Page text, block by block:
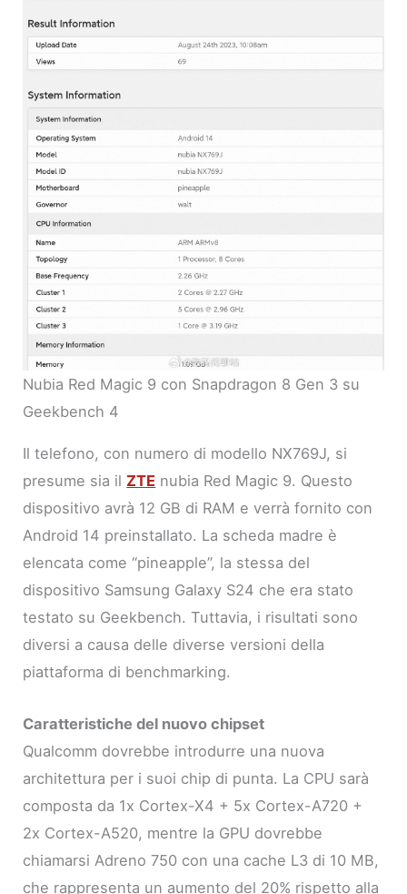
Nubia Red Magic 9 con Snapdragon 8 Gen 3 su
Geekbench 4
Il telefono, con numero di modello NX769J, si
presume sia ilZTE nubia Red Magic 9. Questo
dispositivo avrà 12 GB di RAM e verrà fornito con
Android 14 preinstallato. La scheda madre è
elencata come “pineapple”, la stessa del
dispositivo Samsung Galaxy S24 che era stato
testato su Geekbench. Tuttavia, i risultati sono
diversi a causa delle diverse versioni della
piattaforma di benchmarking.
Caratteristiche del nuovo chipset
Qualcomm dovrebbe introdurre una nuova
architettura per i suoi chip di punta. La CPU sarà
composta da 1x Cortex-X4 + 5x Cortex-A720 +
2x Cortex-A520, mentre la GPU dovrebbe
chiamarsi Adreno 750 con una cache L3 di 10 MB,
che rappresenta un aumento del 20% rispetto alla